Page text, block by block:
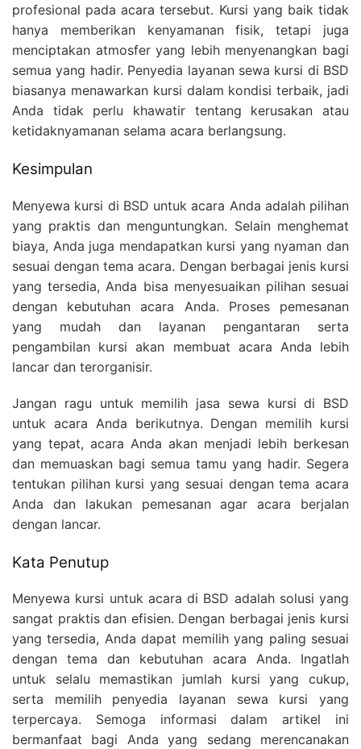
profesional pada acara tersebut. Kursi yang baik tidak
hanya memberikan kenyamanan fisik, tetapi juga
menciptakan atmosfer yang lebih menyenangkan bagi
semua yang hadir. Penyedia layanan sewa kursi di BSD
biasanya menawarkan kursi dalam kondisi terbaik, jadi
Anda tidak perlu khawatir tentang kerusakan atau
ketidaknyamanan selama acara berlangsung.
Kesimpulan
Menyewa kursi di BSD untuk acara Anda adalah pilihan
yang praktis dan menguntungkan. Selain menghemat
biaya, Anda juga mendapatkan kursi yang nyaman dan
sesuai dengan tema acara. Dengan berbagai jenis kursi
yang tersedia, Anda bisa menyesuaikan pilihan sesuai
dengan kebutuhan acara Anda. Proses pemesanan
yang mudah dan layanan pengantaran serta
pengambilan kursi akan membuat acara Anda lebih
lancar dan terorganisir.
Jangan ragu untuk memilih jasa sewa kursi di BSD
untuk acara Anda berikutnya. Dengan memilih kursi
yang tepat, acara Anda akan menjadi lebih berkesan
dan memuaskan bagi semua tamu yang hadir. Segera
tentukan pilihan kursi yang sesuai dengan tema acara
Anda dan lakukan pemesanan agar acara berjalan
dengan lancar.
Kata Penutup
Menyewa kursi untuk acara di BSD adalah solusi yang
sangat praktis dan efisien. Dengan berbagai jenis kursi
yang tersedia, Anda dapat memilih yang paling sesuai
dengan tema dan kebutuhan acara Anda. Ingatlah
untuk selalu memastikan jumlah kursi yang cukup,
serta memilih penyedia layanan sewa kursi yang
terpercaya. Semoga informasi dalam artikel ini
bermanfaat bagi Anda yang sedang merencanakan